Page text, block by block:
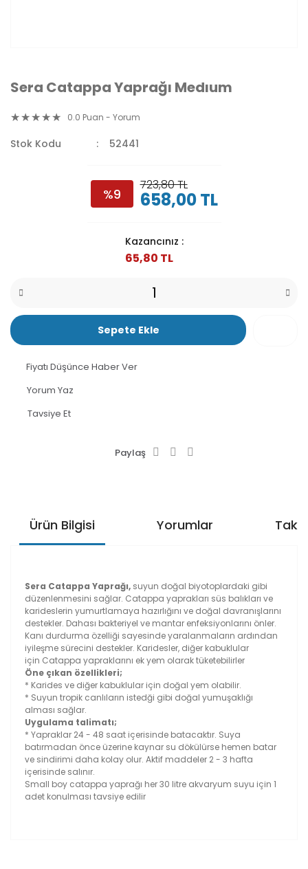
Sera Catappa Yaprağı Medıum
0.0 Puan - Yorum
Stok Kodu 52441
%9
723,80 TL
658,00 TL
Kazancınız :
65,80 TL
Sepete Ekle
Fiyatı Düşünce Haber Ver
Yorum Yaz
Tavsiye Et
Paylaş
Ürün Bilgisi Yorumlar
Sera Catappa Yaprağı, suyun doğal biyotoplardaki gibi
düzenlenmesini sağlar. Catappa yaprakları süs balıkları ve
karideslerin yumurtlamaya hazırlığını ve doğal davranışlarını
destekler. Dahası bakteriyel ve mantar enfeksiyonlarını önler.
Kanı durdurma özelliği sayesinde yaralanmaların ardından
iyileşme sürecini destekler. Karidesler, diğer kabuklular
için Catappa yapraklarını ek yem olarak tüketebilirler
Öne çıkan özellikleri;
* Karides ve diğer kabuklular için doğal yem olabilir.
* Suyun tropik canlıların istedği gibi doğal yumuşaklığı
alması sağlar.
Uygulama talimatı;
* Yapraklar 24 - 48 saat içerisinde batacaktır. Suya
batırmadan önce üzerine kaynar su dökülürse hemen batar
ve sindirimi daha kolay olur. Aktif maddeler 2 - 3 hafta
içerisinde salınır.
Small boy catappa yaprağı her 30 litre akvaryum suyu için 1
adet konulması tavsiye edilir